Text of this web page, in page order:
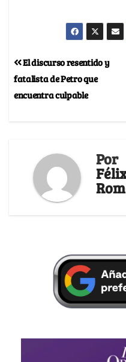
El discurso resentido y
fatalista de Petro que
encuentra culpable
Por